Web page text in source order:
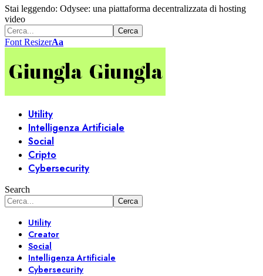
Stai leggendo: Odysee: una piattaforma decentralizzata di hosting
video
Font ResizerAa
Utility
Intelligenza Artificiale
Social
Cripto
Cybersecurity
Search
Utility
Creator
Social
Intelligenza Artificiale
Cybersecurity